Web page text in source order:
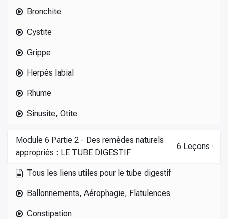
Bronchite
Cystite
Grippe
Herpès labial
Rhume
Sinusite, Otite
Module 6 Partie 2 - Des remèdes naturels
appropriés : LE TUBE DIGESTIF
6 Leçons ·
Tous les liens utiles pour le tube digestif
Ballonnements, Aérophagie, Flatulences
Constipation